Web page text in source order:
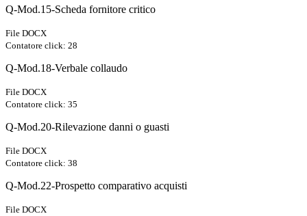
Q-Mod.15-Scheda fornitore critico
File DOCX
Contatore click: 28
Q-Mod.18-Verbale collaudo
File DOCX
Contatore click: 35
Q-Mod.20-Rilevazione danni o guasti
File DOCX
Contatore click: 38
Q-Mod.22-Prospetto comparativo acquisti
File DOCX